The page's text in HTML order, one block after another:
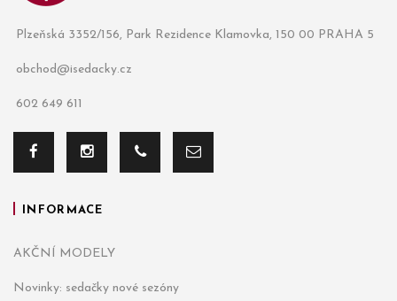
Plzeňská 3352/156, Park Rezidence Klamovka, 150 00 PRAHA 5
obchod@isedacky.cz
602 649 611
INFORMACE
AKČNÍ MODELY
Novinky: sedačky nové sezóny